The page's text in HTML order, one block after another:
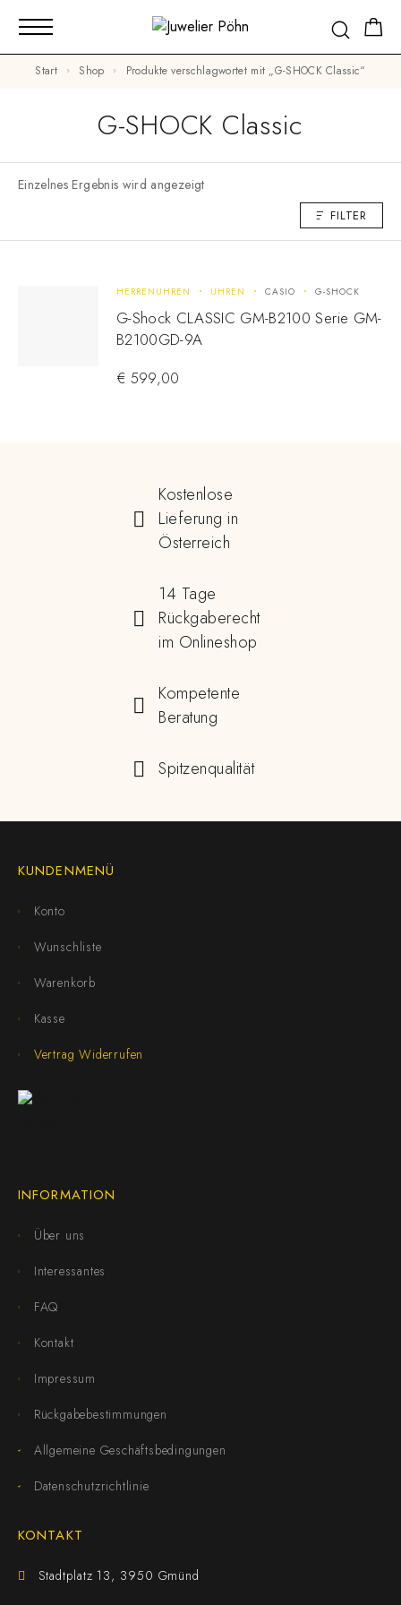
Start Shop Produkte verschlagwortet mit „G-SHOCK Classic“
G-SHOCK Classic
Einzelnes Ergebnis wird angezeigt
FILTER
HERRENUHREN UHREN CASIO G-SHOCK
G-Shock CLASSIC GM-B2100 Serie GM-
B2100GD-9A
€ 599,00
Kostenlose
Lieferung in
Österreich
14 Tage
Rückgaberecht
im Onlineshop
Kompetente
Beratung
Spitzenqualität
KUNDENMENÜ
Konto
Wunschliste
Warenkorb
Kasse
Vertrag Widerrufen
INFORMATION
Über uns
Interessantes
FAQ
Kontakt
Impressum
Rückgabebestimmungen
Allgemeine Geschäftsbedingungen
Datenschutzrichtlinie
KONTAKT
Stadtplatz 13, 3950 Gmünd